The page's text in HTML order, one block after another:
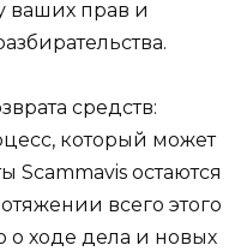
ваших прав и
средств:
который может
Scammavis остаются
всего этого
ходе дела и новых